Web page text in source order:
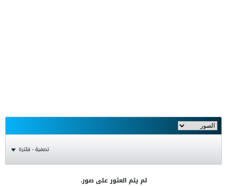
تصفية - فلترة
لم يتم العثور على صور.